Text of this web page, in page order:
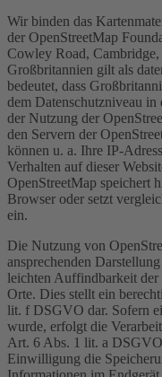
Wir binden das
der OpenStreetMap
Cowley Road,
Großbritannien gilt als
bedeutet, dass
dem Datenschutzniveau
der Nutzung der
den Servern der
können u. a. Ihre IP-
Verhalten auf dieser
OpenStreetMap speichert
Browser oder setzt
ein.
Die Nutzung von
ansprechenden
leichten Auffindbarkeit der
Orte. Dies stellt ein
lit. f DSGVO dar. Sofern
wurde, erfolgt die
Art. 6 Abs. 1 lit. a
Einwilligung die